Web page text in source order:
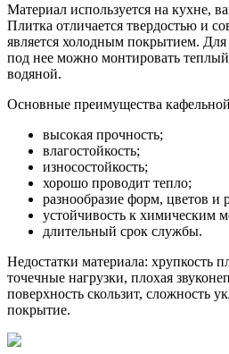
Материал используется на кухне,
Плитка отличается твердостью и
является холодным покрытием. Для
под нее можно монтировать
водяной.
Основные преимущества
высокая прочность;
влагостойкость;
износостойкость;
хорошо проводит тепло;
разнообразие форм, цветов и
устойчивость к химическим
длительный срок службы.
Недостатки материала: хрупкость
точечные нагрузки, плохая
поверхность скользит, сложность
покрытие.